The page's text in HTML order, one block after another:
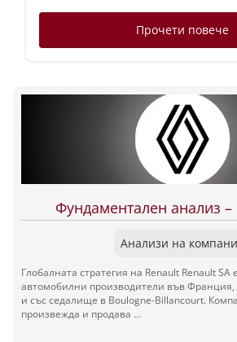
Прочети повече
Фундаментален анализ –
Анализи на
Глобалната стратегия на Renault Renault
автомобилни производители във Франция,
и със седалище в Boulogne-Billancourt.
произвежда и продава ...